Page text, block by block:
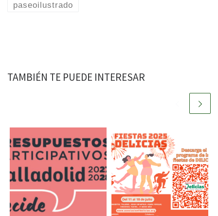
paseoilustrado
TAMBIÉN TE PUEDE INTERESAR